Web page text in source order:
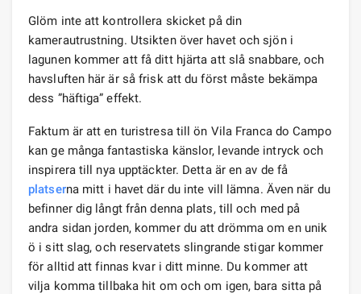
Glöm inte att kontrollera skicket på din
kamerautrustning. Utsikten över havet och sjön i
lagunen kommer att få ditt hjärta att slå snabbare, och
havsluften här är så frisk att du först måste bekämpa
dess ”häftiga” effekt.
Faktum är att en turistresa till ön Vila Franca do Campo
kan ge många fantastiska känslor, levande intryck och
inspirera till nya upptäckter. Detta är en av de få
platserna mitt i havet där du inte vill lämna. Även när du
befinner dig långt från denna plats, till och med på
andra sidan jorden, kommer du att drömma om en unik
ö i sitt slag, och reservatets slingrande stigar kommer
för alltid att finnas kvar i ditt minne. Du kommer att
vilja komma tillbaka hit om och om igen, bara sitta på